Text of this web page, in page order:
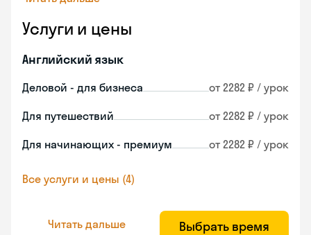
Услуги и цены
Английский язык
Деловой - для бизнеса от 2282 ₽ / урок
Для путешествий от 2282 ₽ / урок
Для начинающих - премиум от 2282 ₽ / урок
Все услуги и цены (4)
Читать дальше Выбрать время